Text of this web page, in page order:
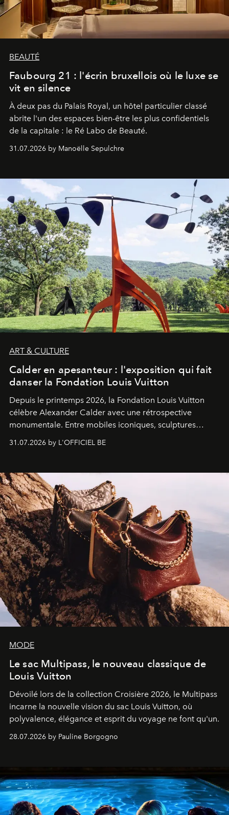
BEAUTÉ
Faubourg 21 : l'écrin bruxellois où le luxe se
vit en silence
À deux pas du Palais Royal, un hôtel particulier classé
abrite l'un des espaces bien-être les plus confidentiels
de la capitale : le Ré Labo de Beauté.
31.07.2026 by Manoëlle Sepulchre
ART & CULTURE
Calder en apesanteur : l'exposition qui fait
danser la Fondation Louis Vuitton
Depuis le printemps 2026, la Fondation Louis Vuitton
célèbre Alexander Calder avec une rétrospective
monumentale. Entre mobiles iconiques, sculptures
américain investit les espaces imaginés par Frank Gehry
sculpture.
31.07.2026 by L'OFFICIEL BE
MODE
Le sac Multipass, le nouveau classique de
Louis Vuitton
Dévoilé lors de la collection Croisière 2026, le Multipass
incarne la nouvelle vision du sac Louis Vuitton, où
polyvalence, élégance et esprit du voyage ne font qu'un.
28.07.2026 by Pauline Borgogno